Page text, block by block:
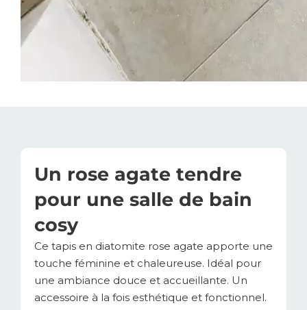
Un rose agate tendre
pour une salle de bain
cosy
Ce tapis en diatomite rose agate apporte une
touche féminine et chaleureuse. Idéal pour
une ambiance douce et accueillante. Un
accessoire à la fois esthétique et fonctionnel.